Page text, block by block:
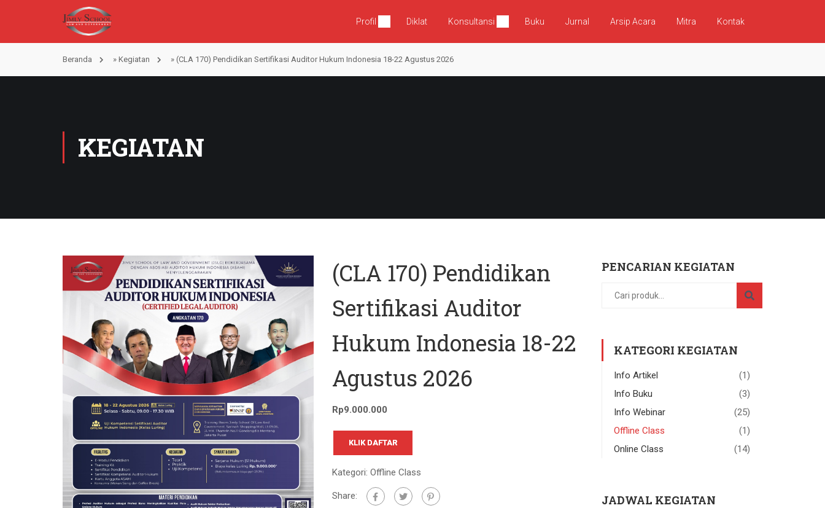
Profil Diklat Konsultansi Buku Jurnal Arsip Acara Mitra Kontak
Beranda » Kegiatan » (CLA 170) Pendidikan Sertifikasi Auditor Hukum Indonesia 18-22 Agustus 2026
KEGIATAN
(CLA 170) Pendidikan
Sertifikasi Auditor
Hukum Indonesia 18-22
Agustus 2026
Rp9.000.000
KLIK DAFTAR
Kategori: Offline Class
Share:
PENCARIAN KEGIATAN
KATEGORI KEGIATAN
Info Artikel
(1)
Info Buku
(3)
Info Webinar
(25)
Offline Class
(1)
Online Class
(14)
JADWAL KEGIATAN